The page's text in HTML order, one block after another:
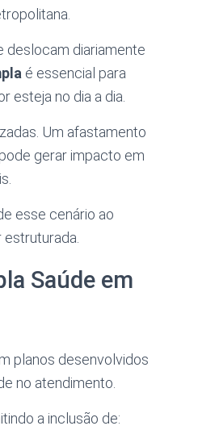
deslocam diariamente
é essencial para
esteja no dia a dia.
Um afastamento
gerar impacto em
esse cenário ao
Saúde em
planos desenvolvidos
no atendimento.
a inclusão de: